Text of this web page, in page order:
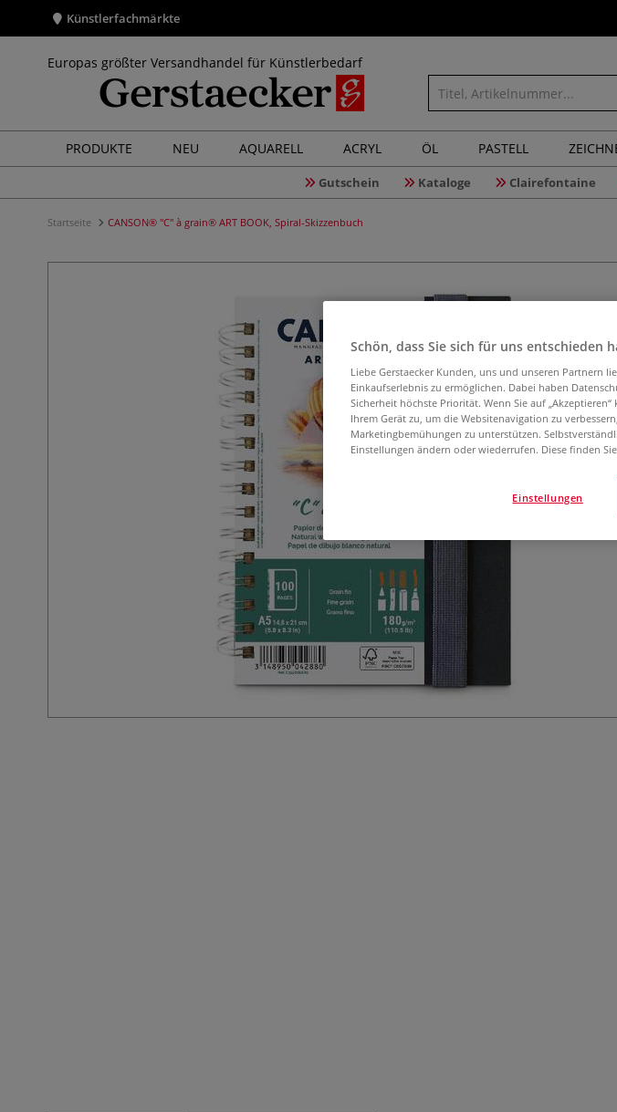
Künstlerfachmärkte
Europas größter Versandhandel für Künstlerbedarf
PRODUKTE NEU AQUARELL ACRYL ÖL PASTELL
Gutschein Kataloge Clairefontaine
Startseite CANSON® "C" à grain® ART BOOK, Spiral-Skizzenbuch
Schön, dass Sie sich für uns entschieden
Liebe Gerstaecker Kunden, uns und unseren Partnern
Einkaufserlebnis zu ermöglichen. Dabei haben
Sicherheit höchste Priorität. Wenn Sie auf
Ihrem Gerät zu, um die Websitenavigation zu
Marketingbemühungen zu unterstützen.
Einstellungen ändern oder wiederrufen. Diese finden
Einstellungen